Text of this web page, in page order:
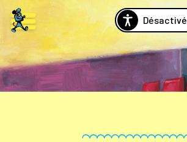
Désactivé